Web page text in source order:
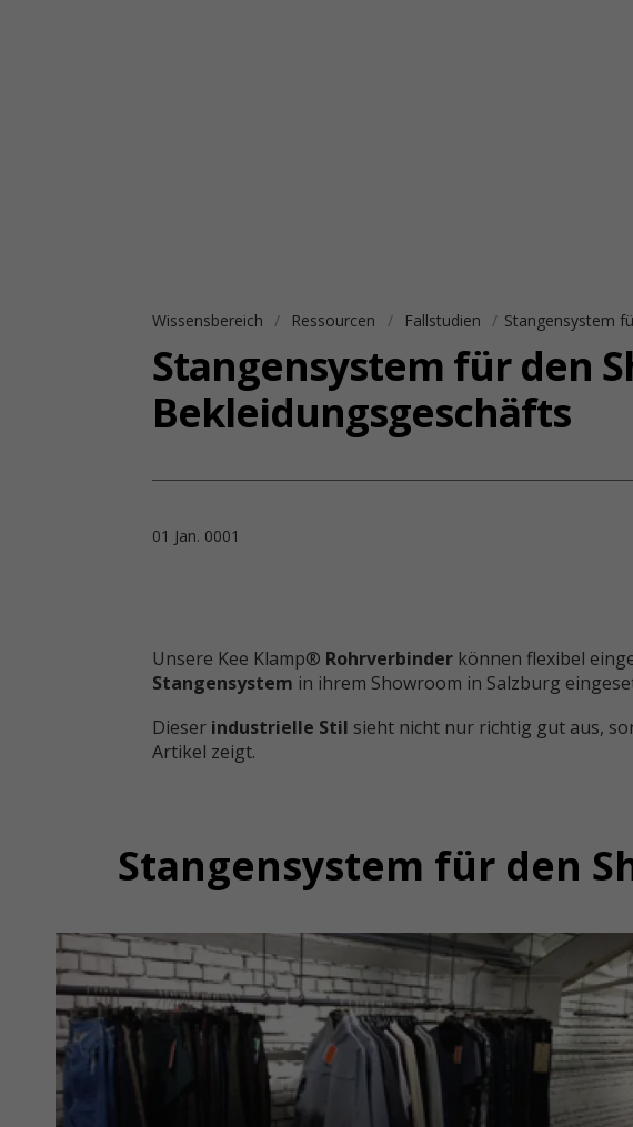
Wissensbereich Ressourcen Fallstudien Stangensystem
Stangensystem für den
Bekleidungsgeschäfts
01 Jan. 0001
Unsere Kee Klamp® Rohrverbinder können flexibel
Stangensystem in ihrem Showroom in Salzburg
Dieser industrielle Stil sieht nicht nur richtig gut aus,
Artikel zeigt.
Stangensystem für den